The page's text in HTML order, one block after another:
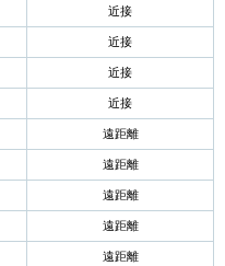
近接
近接
近接
近接
遠距離
遠距離
遠距離
遠距離
遠距離